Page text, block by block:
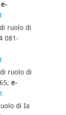
e-
ruolo di
081-
ruolo di
e-
di Ia